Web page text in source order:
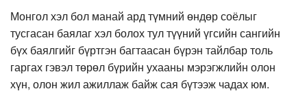
Монгол хэл бол манай ард түмний өндөр соёлыг
тусгасан баялаг хэл болох тул түүний үгсийн сангийн
бүх баялгийг бүртгэн багтаасан бүрэн тайлбар толь
гаргах гэвэл төрөл бүрийн ухааны мэрэгжлийн олон
хүн, олон жил ажиллаж байж сая бүтээж чадах юм.